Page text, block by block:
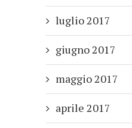
luglio 2017
giugno 2017
maggio 2017
aprile 2017